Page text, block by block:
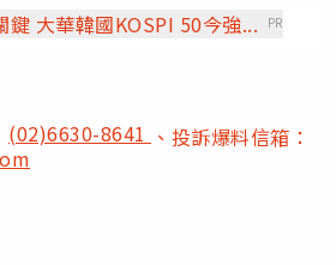
鍵 大華韓國KOSPI 50今強...
PR
(02)6630-8641 、投訴爆料信箱：